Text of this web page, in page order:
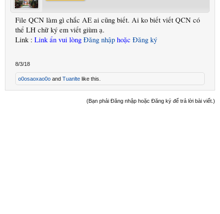
File QCN làm gì chắc AE ai cũng biết. Ai ko biết viết QCN có
thể LH chữ ký em viết giùm ạ.
Link : Link ẩn vui lòng Đăng nhập hoặc Đăng ký
8/3/18
o0osaoxao0o and Tuanlte like this.
(Bạn phải Đăng nhập hoặc Đăng ký để trả lời bài viết.)